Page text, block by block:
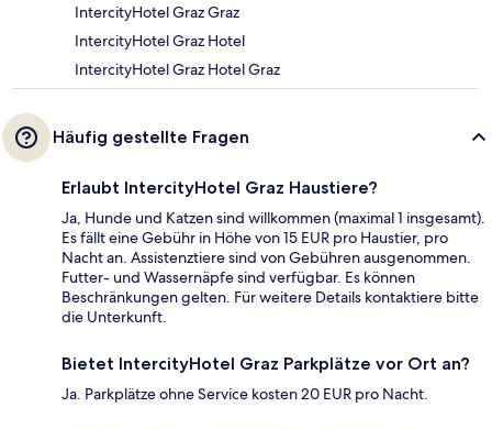
IntercityHotel Graz Graz
IntercityHotel Graz Hotel
IntercityHotel Graz Hotel Graz
Häufig gestellte Fragen
Erlaubt IntercityHotel Graz Haustiere?
Ja, Hunde und Katzen sind willkommen (maximal 1 insgesamt).
Es fällt eine Gebühr in Höhe von 15 EUR pro Haustier, pro
Nacht an. Assistenztiere sind von Gebühren ausgenommen.
Futter- und Wassernäpfe sind verfügbar. Es können
Beschränkungen gelten. Für weitere Details kontaktiere bitte
die Unterkunft.
Bietet IntercityHotel Graz Parkplätze vor Ort an?
Ja. Parkplätze ohne Service kosten 20 EUR pro Nacht.